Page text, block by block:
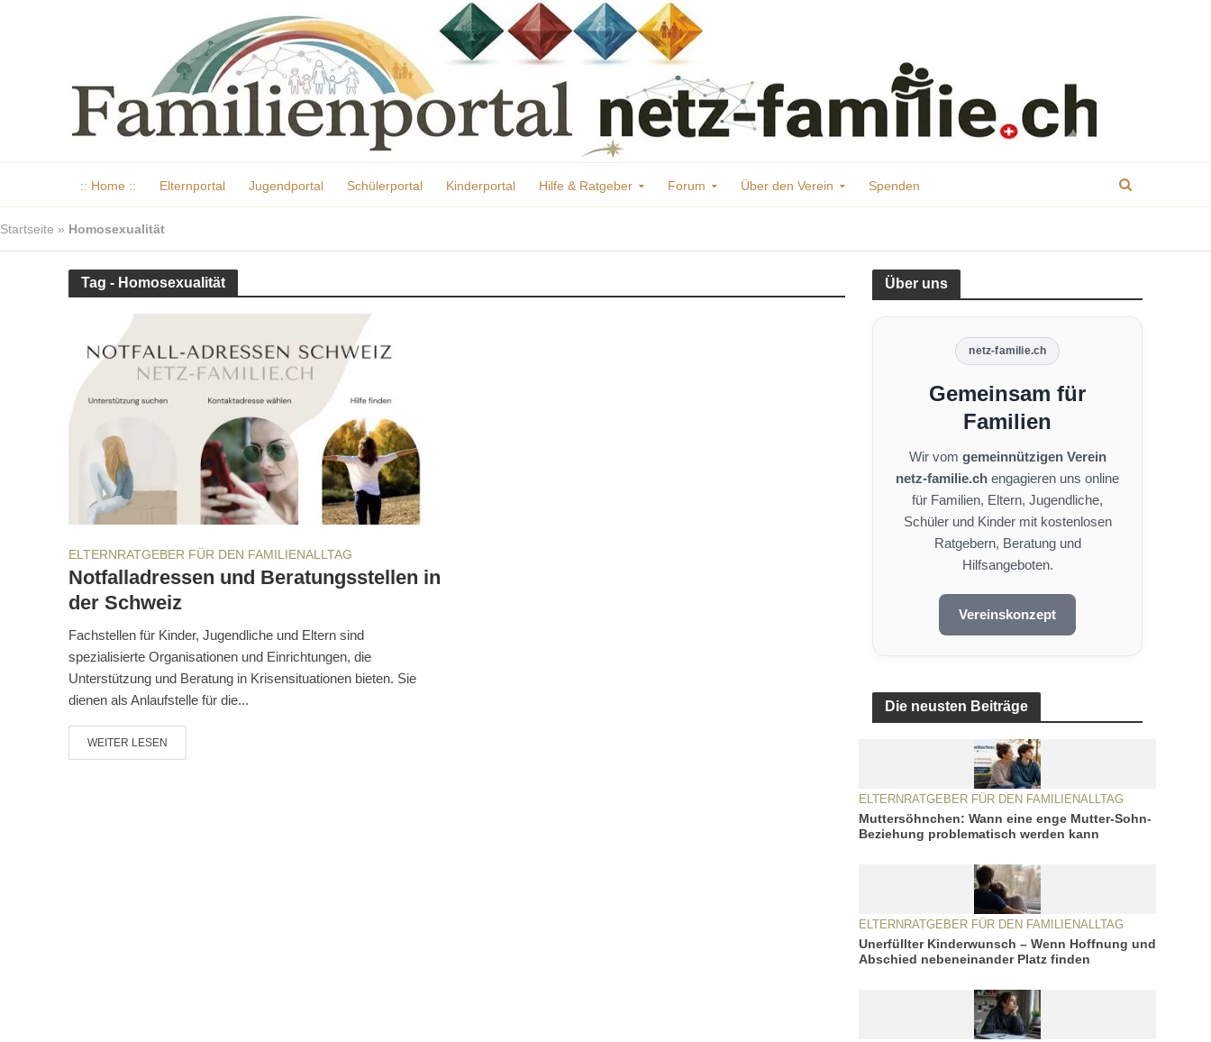
:: Home :: Elternportal Jugendportal Schülerportal Kinderportal Hilfe & Ratgeber Forum Über den Verein Spenden
Startseite » Homosexualität
Tag - Homosexualität
ELTERNRATGEBER FÜR DEN FAMILIENALLTAG
Notfalladressen und Beratungsstellen in
der Schweiz
Fachstellen für Kinder, Jugendliche und Eltern sind
spezialisierte Organisationen und Einrichtungen, die
Unterstützung und Beratung in Krisensituationen bieten. Sie
dienen als Anlaufstelle für die...
WEITER LESEN
Über uns
netz-familie.ch
Gemeinsam für
Familien
Wir vom gemeinnützigen Verein
netz-familie.ch engagieren uns online
für Familien, Eltern, Jugendliche,
Schüler und Kinder mit kostenlosen
Ratgebern, Beratung und
Hilfsangeboten.
Vereinskonzept
Die neusten Beiträge
ELTERNRATGEBER FÜR DEN FAMILIENALLTAG
Muttersöhnchen: Wann eine enge Mutter-Sohn-
Beziehung problematisch werden kann
ELTERNRATGEBER FÜR DEN FAMILIENALLTAG
Unerfüllter Kinderwunsch – Wenn Hoffnung und
Abschied nebeneinander Platz finden